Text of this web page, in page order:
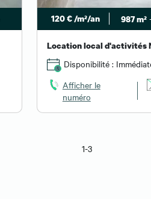
120 € /m²/an 987 m²
Location local d'activités
Disponibilité :
Afficher le
numéro
1-3